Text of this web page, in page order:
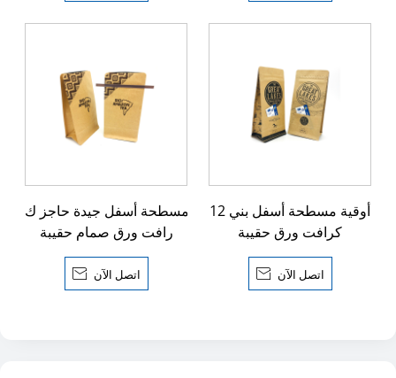
مسطحة أسفل جيدة حاجز ك
رافت ورق صمام حقيبة
 اتصل الآن
12 أوقية مسطحة أسفل بني
كرافت ورق حقيبة
 اتصل الآن